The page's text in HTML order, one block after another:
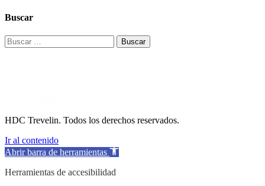
Buscar
Buscar:
HDC Trevelin. Todos los derechos reservados.
Ir al contenido
Abrir barra de herramientas
Herramientas de accesibilidad